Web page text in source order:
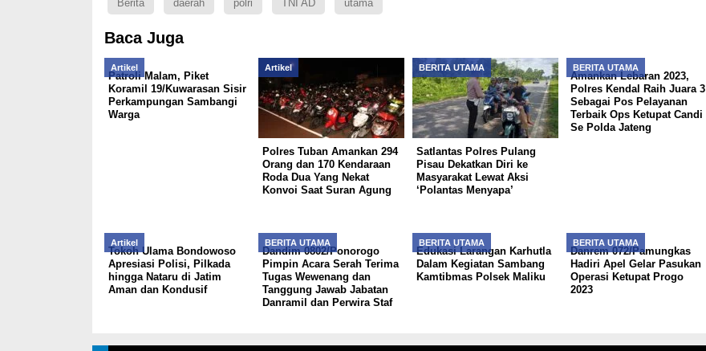
Berita daerah polri TNI AD utama
Baca Juga
Artikel
Patroli Malam, Piket
Koramil 19/Kuwarasan Sisir
Perkampungan Sambangi
Warga
Artikel
Polres Tuban Amankan 294
Orang dan 170 Kendaraan
Roda Dua Yang Nekat
Konvoi Saat Suran Agung
BERITA UTAMA
Satlantas Polres Pulang
Pisau Dekatkan Diri ke
Masyarakat Lewat Aksi
‘Polantas Menyapa’
BERITA UTAMA
Amankan Lebaran 2023,
Polres Kendal Raih Juara 3
Sebagai Pos Pelayanan
Terbaik Ops Ketupat Candi
Se Polda Jateng
Artikel
Tokoh Ulama Bondowoso
Apresiasi Polisi, Pilkada
hingga Nataru di Jatim
Aman dan Kondusif
BERITA UTAMA
Dandim 0802/Ponorogo
Pimpin Acara Serah Terima
Tugas Wewenang dan
Tanggung Jawab Jabatan
Danramil dan Perwira Staf
BERITA UTAMA
Edukasi Larangan Karhutla
Dalam Kegiatan Sambang
Kamtibmas Polsek Maliku
BERITA UTAMA
Danrem 072/Pamungkas
Hadiri Apel Gelar Pasukan
Operasi Ketupat Progo
2023